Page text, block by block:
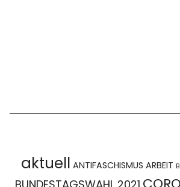
aktuell ANTIFASCHISMUS ARBEIT